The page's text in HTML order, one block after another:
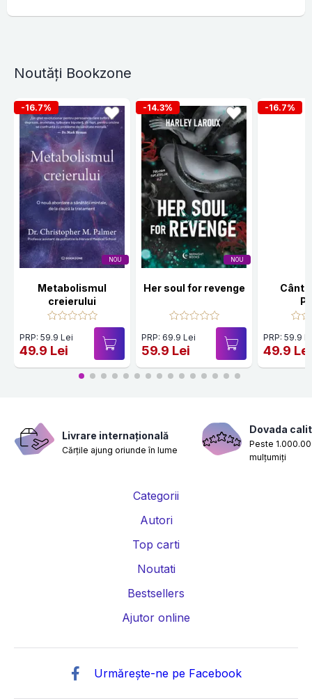
Noutăți Bookzone
NOU
-16.7%
Metabolismul
creierului
PRP: 59.9 Lei
49.9 Lei
NOU
-14.3%
Her soul for revenge
PRP: 69.9 Lei
59.9 Lei
-16.7%
PRP: 59.9
49.9 Lei
Livrare internațională
Cărțile ajung oriunde în lume
Dovada
Peste
mulțumiți
Categorii
Autori
Top carti
Noutati
Bestsellers
Ajutor online
Urmărește-ne pe Facebook